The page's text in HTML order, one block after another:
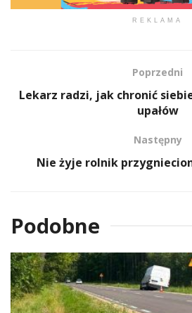
REKLAMA
Poprzedni
Lekarz radzi, jak chronić
upałów
Następny
Nie żyje rolnik
Podobne